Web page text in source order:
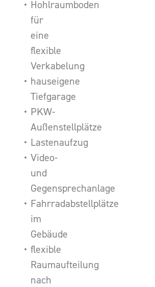
Hohlraumboden
für
eine
flexible
Verkabelung
hauseigene
Tiefgarage
PKW-
Außenstellplätze
Lastenaufzug
Video-
und
Gegensprechanlage
Fahrradabstellplätze
im
Gebäude
flexible
Raumaufteilung
nach